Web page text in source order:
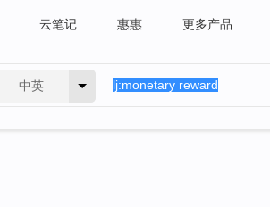
云笔记 惠惠 更多产品
中英